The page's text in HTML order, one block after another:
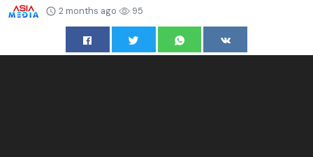
2 months ago 95